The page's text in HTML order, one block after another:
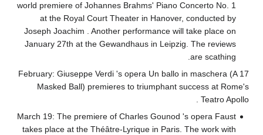
world premiere of Johannes Brahms' Piano Concerto No. 1
at the Royal Court Theater in Hanover, conducted by
Joseph Joachim . Another performance will take place on
January 27th at the Gewandhaus in Leipzig. The reviews
are scathing.
17 February: Giuseppe Verdi 's opera Un ballo in maschera (A
Masked Ball) premieres to triumphant success at Rome's
Teatro Apollo .
March 19: The premiere of Charles Gounod 's opera Faust
takes place at the Théâtre-Lyrique in Paris. The work with